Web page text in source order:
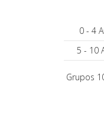
0 - 4
5 - 10
Grupos